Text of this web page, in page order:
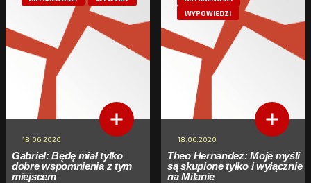
18.06.2020
Gabriel: Będę miał tylko
dobre wspomnienia z tym
miejscem
WYPOWIEDZI
18.06.2020
Theo Hernandez: Moje myśli
są skupione tylko i wyłącznie
na Milanie